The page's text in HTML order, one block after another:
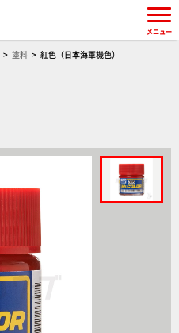
塗料 紅色（日本海軍機色）
メニュー